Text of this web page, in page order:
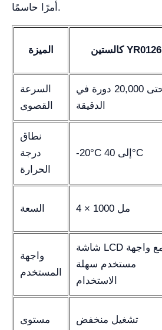
أمرًا حاسمًا.
الميزة كالستين YR0126
السرعة
القصوى
حتى 20,000 دورة في
الدقيقة
نطاق
درجة
الحرارة
-20°C إلى 40°C
السعة 4 × 1000 مل
واجهة
المستخدم
شاشة LCD مع واجهة
مستخدم سهلة
الاستخدام
مستوى
تشغيل منخفض